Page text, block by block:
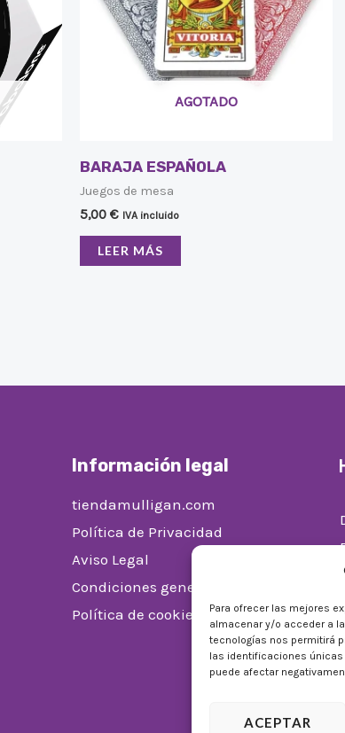
Para ofrecer las mejores
almacenar y/o acceder a
tecnologías nos permitirá
las identificaciones
puede afectar
ACEPTAR
AGOTADO
BARAJA ESPAÑOLA
Juegos de mesa
5,00 € IVA incluido
LEER MÁS
Información legal
tiendamulligan.com
Política de Privacidad
Aviso Legal
Condiciones generales de venta
Política de cookies (UE)